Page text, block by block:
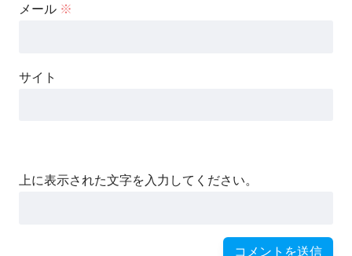
メール ※
サイト
上に表示された文字を入力してください。